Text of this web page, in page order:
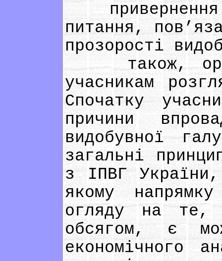
привернення
питання,
прозорості
також,
учасникам
Спочатку
причини
видобувної
загальні
з ІПВГ
якому
огляду на те,
обсягом, є
економічного